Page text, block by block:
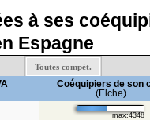
à ses
Espagne
Toutes compét.
Coéquipiers de son
(Elche)
max:4348